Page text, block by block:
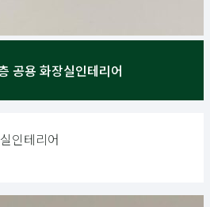
공용 화장실인테리어
인테리어